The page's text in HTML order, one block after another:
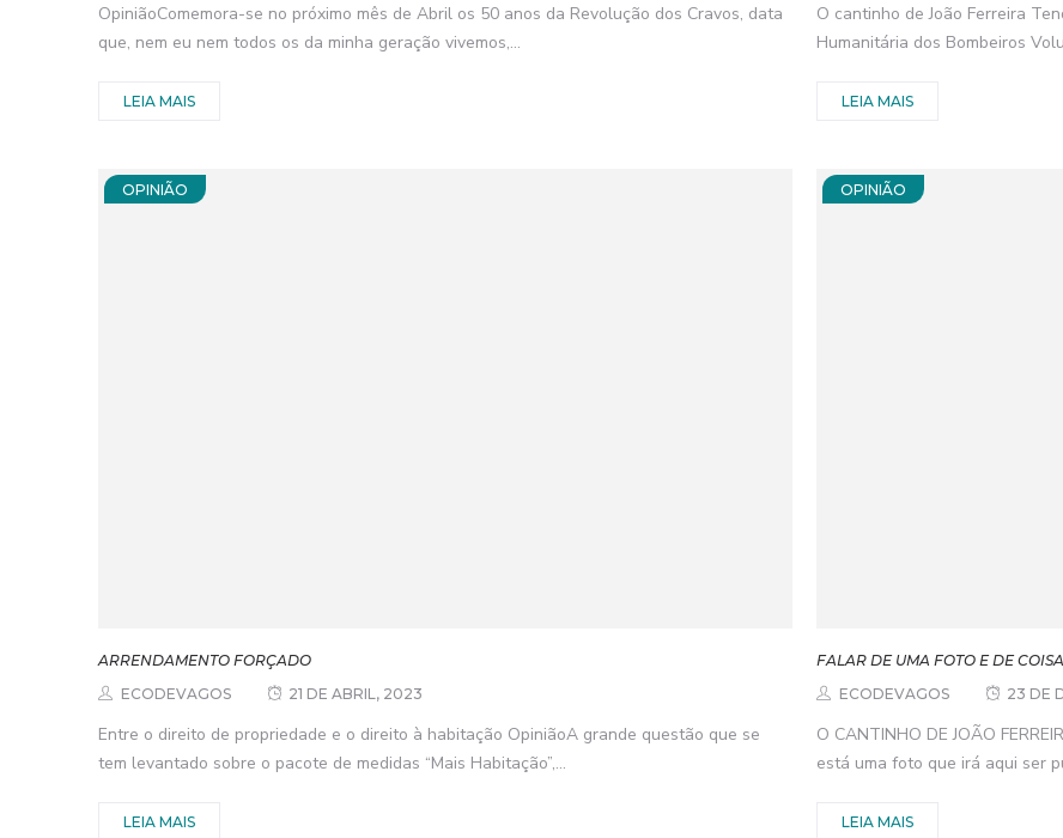
OpiniãoComemora-se no próximo mês de Abril os 50 anos da Revolução dos Cravos, data
que, nem eu nem todos os da minha geração vivemos,...
LEIA MAIS
O cantinho de João Ferreira
Humanitária dos Bombeiros
LEIA MAIS
OPINIÃO
ARRENDAMENTO FORÇADO
ECODEVAGOS
21 DE ABRIL, 2023
Entre o direito de propriedade e o direito à habitação OpiniãoA grande questão que se
tem levantado sobre o pacote de medidas “Mais Habitação”,...
LEIA MAIS
OPINIÃO
FALAR DE UMA FOTO E DE
ECODEVAGOS
23 DE
O CANTINHO DE JOÃO
está uma foto que irá aqui ser
LEIA MAIS